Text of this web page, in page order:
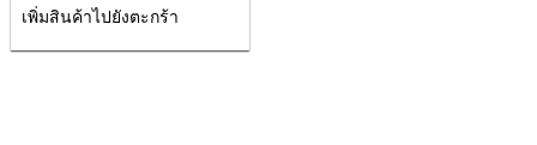
เพิ่มสินค้าไปยังตะกร้า